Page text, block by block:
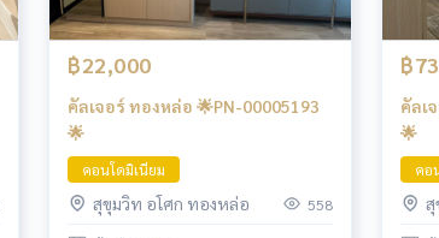
฿22,000
คัลเจอร์ ทองหล่อ 🌟PN-00005193
🌟
คอนโดมิเนียม
สุขุมวิท อโศก ทองหล่อ 558
฿
คัลเ
🌟
คอ
สุ